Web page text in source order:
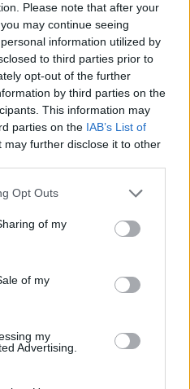
Please note that after your
may continue seeing
information utilized by
to third parties prior to
opt-out of the further
by third parties on the
This information may
parties on the IAB’s List of
may further disclose it to other
Opt Outs
of my
of my
my
Advertising.
heinakuussa
Miten paljon Hong
Maaliskuussa
Kesäkuussa